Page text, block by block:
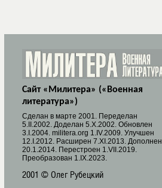
Сайт «Милитера» («Военная
литература»)
Cделан в марте 2001. Переделан
5.II.2002. Доделан 5.X.2002. Обновлен
3.I.2004. militera.org 1.IV.2009. Улучшен
12.I.2012. Расширен 7.XI.2013. Дополнен
20.1.2014. Перестроен 1.VII.2019.
Преобразован 1.IX.2023.
2001 © Олег Рубецкий